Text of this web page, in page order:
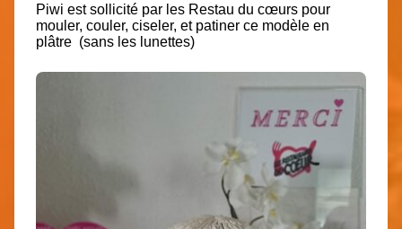
Piwi est sollicité par les Restau du cœurs pour
mouler, couler, ciseler, et patiner ce modèle en
plâtre (sans les lunettes)